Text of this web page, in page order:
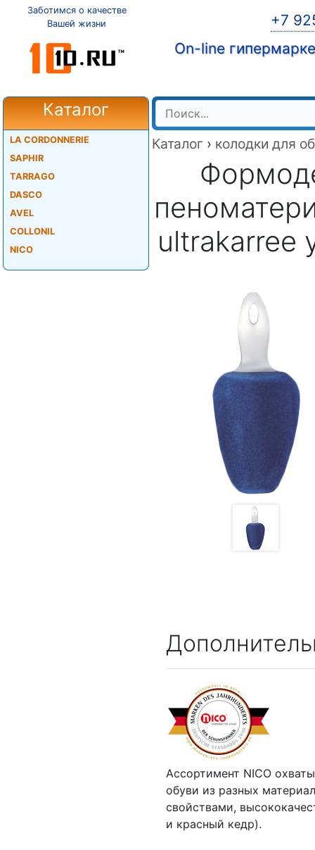
Заботимся о качестве
Вашей жизни
+7
On-line
Каталог
LA CORDONNERIE
SAPHIR
TARRAGO
DASCO
AVEL
COLLONIL
NICO
Каталог › колодки для
ultrakarree
Ассортимент NICO
обуви из разных
свойствами,
и красный кедр).